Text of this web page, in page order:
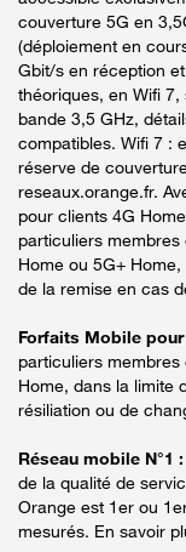
couverture 5G en
(déploiement en
Gbit/s en réception
théoriques, en Wifi
bande 3,5 GHz,
compatibles. Wifi 7 :
réserve de
reseaux.orange.fr.
pour clients 4G
particuliers
Home ou 5G+
de la remise en cas
Forfaits Mobile
particuliers
Home, dans la limite
résiliation ou de
Réseau mobile N°1 :
de la qualité de
Orange est 1er ou
mesurés. En savoir